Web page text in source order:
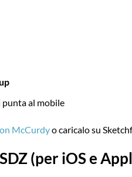
punta al mobile
McCurdyo caricalo su
(per iOS e